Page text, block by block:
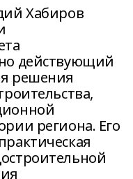
Хабиров
действующий
решения
региона. Его